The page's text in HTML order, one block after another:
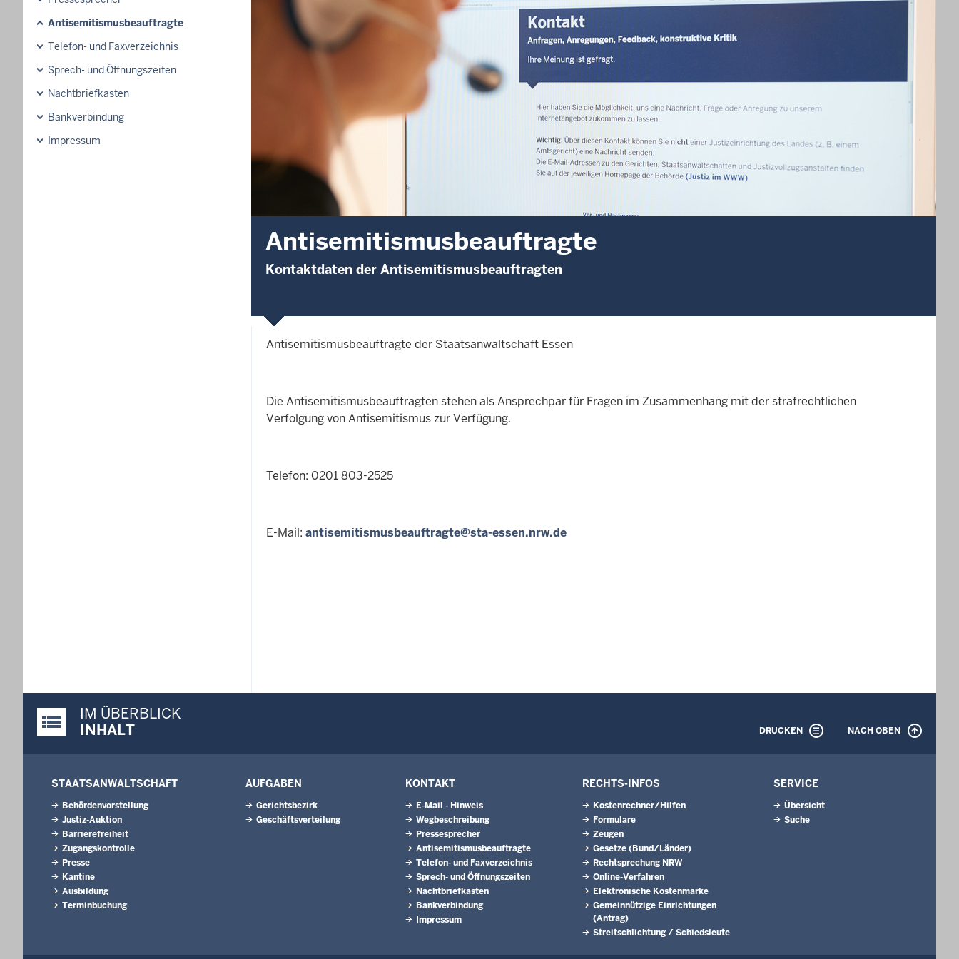
Antisemitismusbeauftragte
Telefon- und Faxverzeichnis
Sprech- und Öffnungszeiten
Nachtbriefkasten
Bankverbindung
Impressum
Antisemitismusbeauftragte
Kontaktdaten der Antisemitismusbeauftragten
Antisemitismusbeauftragte der Staatsanwaltschaft Essen
Die Antisemitismusbeauftragten stehen als Ansprechpar für Fragen im Zusammenhang mit der strafrechtlichen
Verfolgung von Antisemitismus zur Verfügung.
Telefon: 0201 803-2525
E-Mail: antisemitismusbeauftragte@sta-essen.nrw.de
Justiz-Portal im Überblick:
IM ÜBERBLICK
INHALT
DRUCKEN NACH OBEN
STAATSANWALTSCHAFT
Behördenvorstellung
Justiz-Auktion
Barrierefreiheit
Zugangskontrolle
Presse
Kantine
Ausbildung
Terminbuchung
AUFGABEN
Gerichtsbezirk
Geschäftsverteilung
KONTAKT
E-Mail - Hinweis
Wegbeschreibung
Pressesprecher
Antisemitismusbeauftragte
Telefon- und Faxverzeichnis
Sprech- und Öffnungszeiten
Nachtbriefkasten
Bankverbindung
Impressum
RECHTS-INFOS
Kostenrechner/Hilfen
Formulare
Zeugen
Gesetze (Bund/Länder)
Rechtsprechung NRW
Online-Verfahren
Elektronische Kostenmarke
Gemeinnützige Einrichtungen
(Antrag)
Streitschlichtung / Schiedsleute
SERVICE
Übersicht
Suche